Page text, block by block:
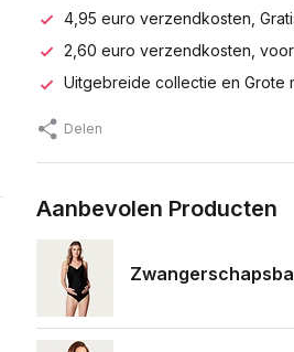
4,95 euro verzendkosten,
2,60 euro verzendkosten,
Uitgebreide collectie en Grote
Delen
Aanbevolen Producten